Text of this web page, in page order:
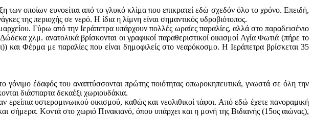
των οποίων ευνοείται από το γλυκό κλίμα που επικρατεί εδώ σχεδόν όλο το χρόνο. Επειδή,
της περιοχής σε νερό. Η ίδια η λίμνη είναι σημαντικός υδροβιότοπος.
Γύρω από την Ιεράπετρα υπάρχουν πολλές ωραίες παραλίες, αλλά στο παραδεισένιο
χλμ. ανατολικά βρίσκονται οι γραφικοί παραθεριστικοί οικισμοί Αγία Φωτιά (πήρε το
και Φέρμα με παραλίες που είναι δημοφιλείς στο νεαρόκοσμο. H Iεράπετρα βρίσκεται 35
έδαφός του αναπτύσσονται πρώτης ποιότητας οπωροκηπευτικά, γνωστά σε όλη την
διάσπαρτα δεκαέξι χωριουδάκια.
υστερομινωικού οικισμού, καθώς και νεολιθικοί τάφοι. Από εδώ έχετε πανοραμική
σήμερα. Κοντά στο χωριό Πινακιανό, όπου υπάρχει και η μονή της Βιδιανής (15ος αιώνας),